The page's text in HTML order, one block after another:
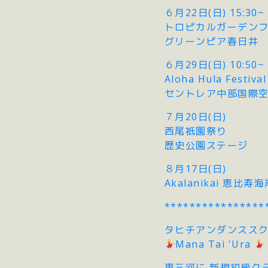
６月22日(日) 15:30~
トロピカルガーデン
グリーンピア春日井
６月29日(日) 10:50~
Aloha Hula Festival
セントレア中部国際
７月20日(日)
西尾祇園祭り
歴史公園ステージ
８月17日(日)
Akalanikai 恵比寿海
タヒチアンダンスス
Mana Tai 'Ura